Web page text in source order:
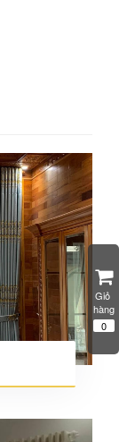
Giỏ
hàng
0